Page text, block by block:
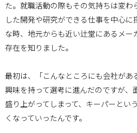
た。就職活動の際もその気持ちは変わ
した開発や研究ができる仕事を中心に
な時、地元からも近い辻堂にあるメー
存在を知りました。
最初は、「こんなところにも会社があ
興味を持って選考に進んだのですが、
盛り上がってしまって、キーパーとい
くなっていったんです。